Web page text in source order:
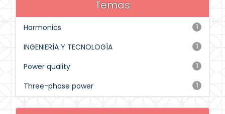
Temas
1
Harmonics
1
INGENIERÍA Y TECNOLOGÍA
1
Power quality
1
Three-phase power